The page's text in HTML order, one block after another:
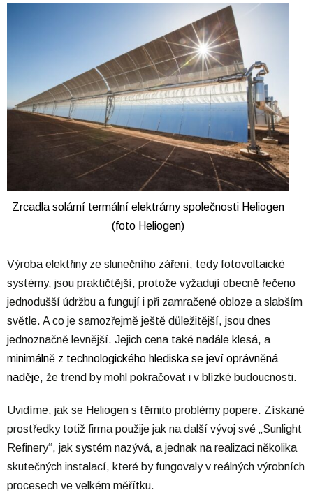
Zrcadla solární termální elektrárny společnosti Heliogen
(foto Heliogen)
Výroba elektřiny ze slunečního záření, tedy fotovoltaické
systémy, jsou praktičtější, protože vyžadují obecně řečeno
jednodušší údržbu a fungují i při zamračené obloze a slabším
světle. A co je samozřejmě ještě důležitější, jsou dnes
jednoznačně levnější. Jejich cena také nadále klesá, a
minimálně z technologického hlediska se jeví oprávněná
naděje, že trend by mohl pokračovat i v blízké budoucnosti.
Uvidíme, jak se Heliogen s těmito problémy popere. Získané
prostředky totiž firma použije jak na další vývoj své „Sunlight
Refinery“, jak systém nazývá, a jednak na realizaci několika
skutečných instalací, které by fungovaly v reálných výrobních
procesech ve velkém měřítku.